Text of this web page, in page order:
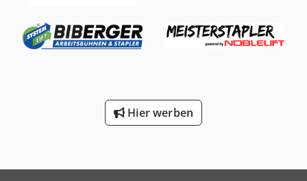
Hier werben